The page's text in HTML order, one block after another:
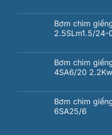
Bơm chìm
2.5SLm1.5/
Bơm chìm
4SA6/20 2.2Kw
Bơm chìm
6SA25/6